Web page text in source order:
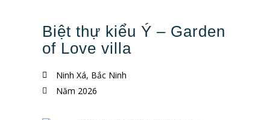
Biệt thự kiểu Ý – Garden
of Love villa
Ninh Xá, Bắc Ninh
Năm 2026